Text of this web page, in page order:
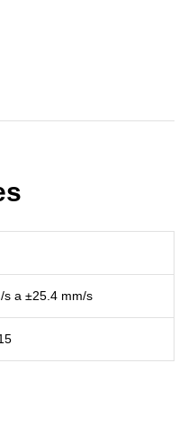
s a ±25.4 mm/s